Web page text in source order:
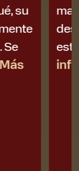
estrés,